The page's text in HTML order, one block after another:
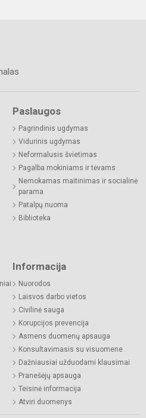
Paslaugos
Pagrindinis ugdymas
Vidurinis ugdymas
Neformalusis švietimas
Pagalba mokiniams ir tėvams
Nemokamas maitinimas ir socialinė
parama
Patalpų nuoma
Biblioteka
Informacija
Nuorodos
Laisvos darbo vietos
Civilinė sauga
Korupcijos prevencija
Asmens duomenų apsauga
Konsultavimasis su visuomene
Dažniausiai užduodami klausimai
Pranešėjų apsauga
Teisinė informacija
Atviri duomenys